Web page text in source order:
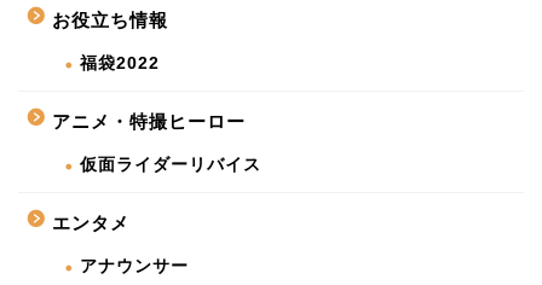
お役立ち情報
福袋2022
アニメ・特撮ヒーロー
仮面ライダーリバイス
エンタメ
アナウンサー